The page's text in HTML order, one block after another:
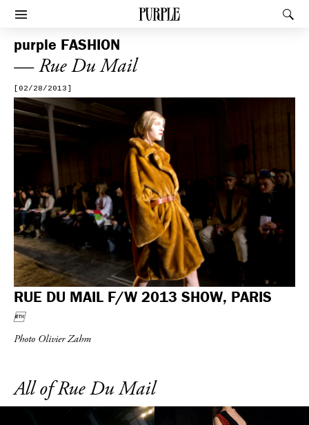
PURPLE
Afficher le menu
purple FASHION
— Rue Du Mail
[02/28/2013]
RUE DU MAIL F/W 2013 SHOW, PARIS

Photo Olivier Zahm
All of Rue Du Mail